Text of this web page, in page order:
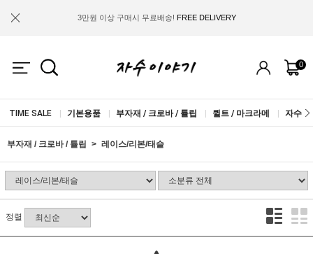
3만원 이상 구매시 무료배송! FREE DELIVERY
0
TIME SALE 기본용품 부자재 / 크로바 / 튤립 퀼트 / 마크라메 자수실
부자재 / 크로바 / 튤립 레이스/리본/태슬
정렬